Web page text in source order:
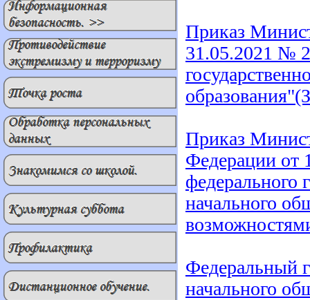
Приказ
31.05.2021 №
Приказ
Федерации от
федерального
начального
Федеральный
начального